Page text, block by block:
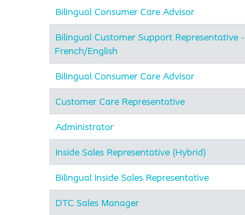
Bilingual Consumer Care Advisor
Bilingual Customer Support Representative -
French/English
Bilingual Consumer Care Advisor
Customer Care Representative
Administrator
Inside Sales Representative (Hybrid) ​
Bilingual Inside Sales Representative
DTC Sales Manager